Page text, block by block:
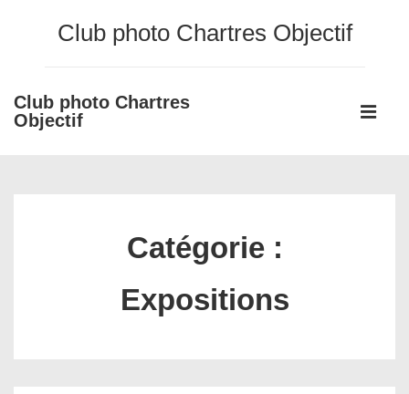
principal
Club photo Chartres Objectif
Club photo Chartres
Objectif
Main
Catégorie :
Expositions